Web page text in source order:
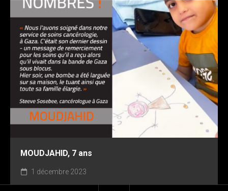
MOUDJAHID, 7 ans
1 décembre 2023